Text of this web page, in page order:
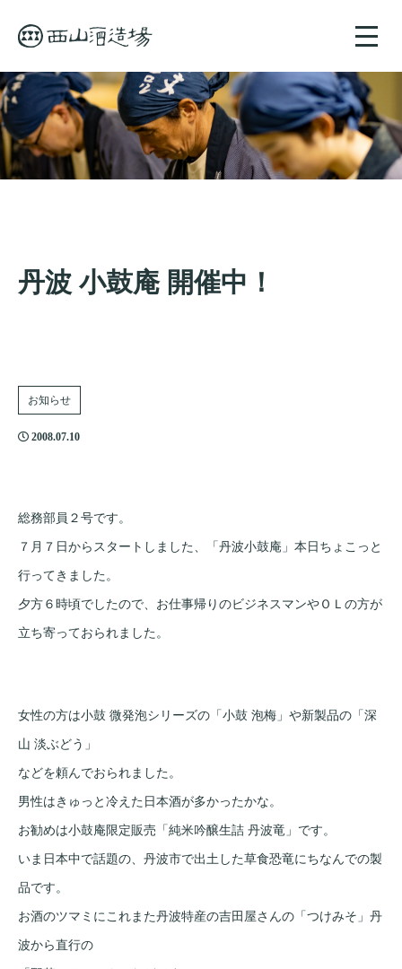
toggle
丹波 小鼓庵 開催中！
お知らせ
2008.07.10
総務部員２号です。
７月７日からスタートしました、「丹波小鼓庵」本日ちょこっと
行ってきました。
夕方６時頃でしたので、お仕事帰りのビジネスマンやＯＬの方が
立ち寄っておられました。
女性の方は小鼓 微発泡シリーズの「小鼓 泡梅」や新製品の「深
山 淡ぶどう」
などを頼んでおられました。
男性はきゅっと冷えた日本酒が多かったかな。
お勧めは小鼓庵限定販売「純米吟醸生詰 丹波竜」です。
いま日本中で話題の、丹波市で出土した草食恐竜にちなんでの製
品です。
お酒のツマミにこれまた丹波特産の吉田屋さんの「つけみそ」丹
波から直行の